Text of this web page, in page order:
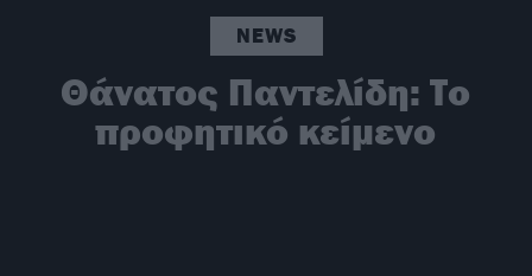
NEWS
Θάνατος Παντελίδη: Το
προφητικό κείμενο